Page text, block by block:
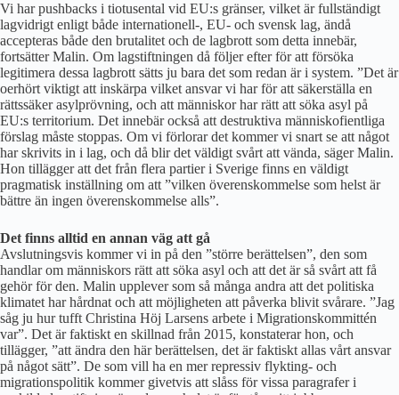
Vi har pushbacks i tiotusental vid EU:s gränser, vilket är fullständigt
lagvidrigt enligt både internationell-, EU- och svensk lag, ändå
accepteras både den brutalitet och de lagbrott som detta innebär,
fortsätter Malin. Om lagstiftningen då följer efter för att försöka
legitimera dessa lagbrott sätts ju bara det som redan är i system. ”Det är
oerhört viktigt att inskärpa vilket ansvar vi har för att säkerställa en
rättssäker asylprövning, och att människor har rätt att söka asyl på
EU:s territorium. Det innebär också att destruktiva människofientliga
förslag måste stoppas. Om vi förlorar det kommer vi snart se att något
har skrivits in i lag, och då blir det väldigt svårt att vända, säger Malin.
Hon tillägger att det från flera partier i Sverige finns en väldigt
pragmatisk inställning om att ”vilken överenskommelse som helst är
bättre än ingen överenskommelse alls”.
Det finns alltid en annan väg att gå
Avslutningsvis kommer vi in på den ”större berättelsen”, den som
handlar om människors rätt att söka asyl och att det är så svårt att få
gehör för den. Malin upplever som så många andra att det politiska
klimatet har hårdnat och att möjligheten att påverka blivit svårare. ”Jag
såg ju hur tufft Christina Höj Larsens arbete i Migrationskommittén
var”. Det är faktiskt en skillnad från 2015, konstaterar hon, och
tillägger, ”att ändra den här berättelsen, det är faktiskt allas vårt ansvar
på något sätt”. De som vill ha en mer repressiv flykting- och
migrationspolitik kommer givetvis att slåss för vissa paragrafer i